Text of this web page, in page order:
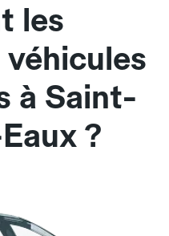
les
à Saint-
?